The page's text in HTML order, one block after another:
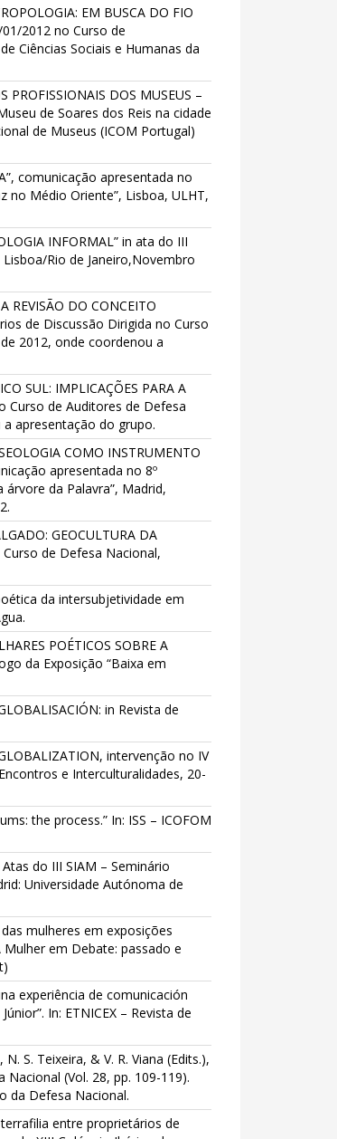
EM BUSCA DO FIO
2012 no Curso de
Ciências Sociais e Humanas da
DOS MUSEUS –
de Soares dos Reis na cidade
de Museus (ICOM Portugal)
comunicação apresentada no
no Médio Oriente”, Lisboa, ULHT,
INFORMAL” in ata do III
Rio de Janeiro,Novembro
REVISÃO DO CONCEITO
de Discussão Dirigida no Curso
2012, onde coordenou a
SUL: IMPLICAÇÕES PARA A
Curso de Auditores de Defesa
apresentação do grupo.
COMO INSTRUMENTO
apresentada no 8º
da Palavra”, Madrid,
GEOCULTURA DA
de Defesa Nacional,
da intersubjetividade em
POÉTICOS SOBRE A
da Exposição “Baixa em
in Revista de
intervenção no IV
e Interculturalidades, 20-
the process.” In: ISS – ICOFOM
do III SIAM – Seminário
Universidade Autónoma de
mulheres em exposições
em Debate: passado e
experiência de comunicación
In: ETNICEX – Revista de
S. Teixeira, & V. R. Viana (Edits.),
(Vol. 28, pp. 109-119).
da Defesa Nacional.
terrafilia entre proprietários de